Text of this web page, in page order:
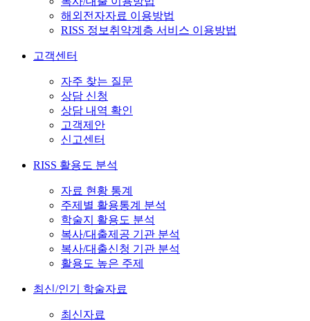
해외전자자료 이용방법
RISS 정보취약계층 서비스 이용방법
고객센터
자주 찾는 질문
상담 신청
상담 내역 확인
고객제안
신고센터
RISS 활용도 분석
자료 현황 통계
주제별 활용통계 분석
학술지 활용도 분석
복사/대출제공 기관 분석
복사/대출신청 기관 분석
활용도 높은 주제
최신/인기 학술자료
최신자료